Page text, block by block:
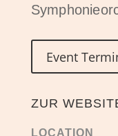
Event
ZUR
LOCATION